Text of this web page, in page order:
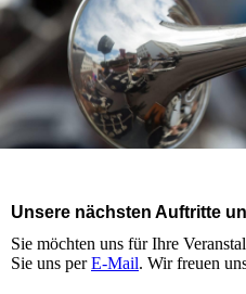
Unsere nächsten Auftritte
Sie möchten uns für Ihre
Sie uns perE-Mail. Wir freuen